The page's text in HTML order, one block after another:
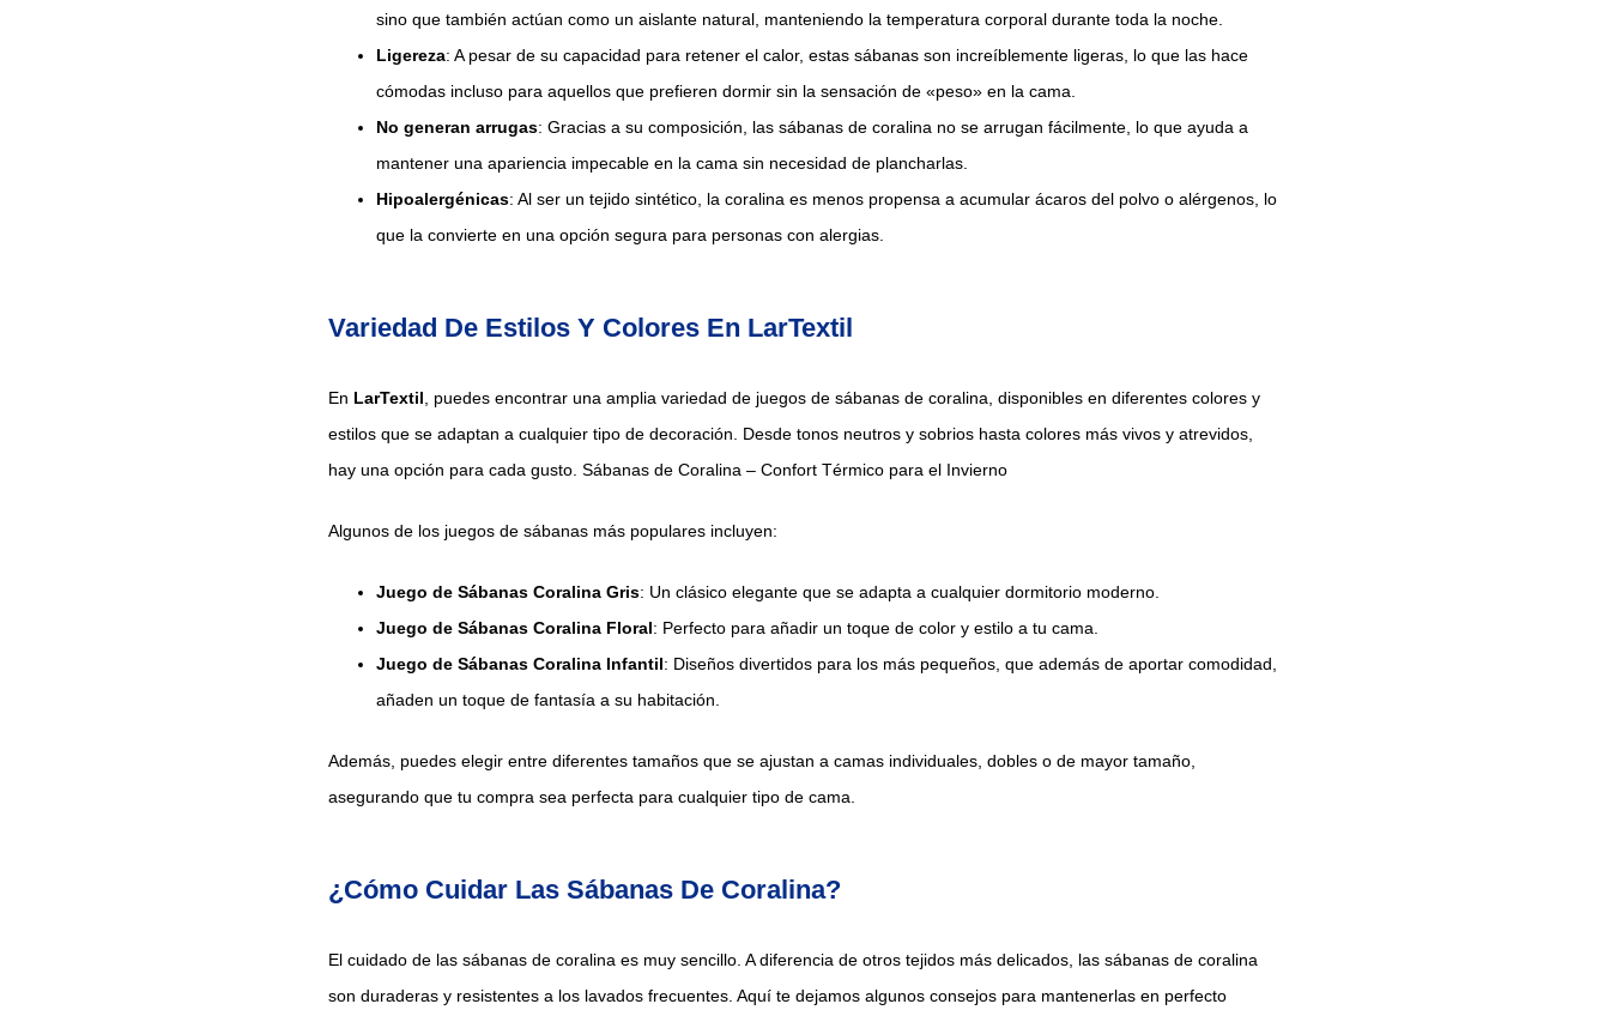
sino que también actúan como un aislante natural, manteniendo la temperatura corporal durante toda la noche.
Ligereza: A pesar de su capacidad para retener el calor, estas sábanas son increíblemente ligeras, lo que las hace
cómodas incluso para aquellos que prefieren dormir sin la sensación de «peso» en la cama.
No generan arrugas: Gracias a su composición, las sábanas de coralina no se arrugan fácilmente, lo que ayuda a
mantener una apariencia impecable en la cama sin necesidad de plancharlas.
Hipoalergénicas: Al ser un tejido sintético, la coralina es menos propensa a acumular ácaros del polvo o alérgenos, lo
que la convierte en una opción segura para personas con alergias.
Variedad De Estilos Y Colores En LarTextil
En LarTextil , puedes encontrar una amplia variedad de juegos de sábanas de coralina, disponibles en diferentes colores y
estilos que se adaptan a cualquier tipo de decoración. Desde tonos neutros y sobrios hasta colores más vivos y atrevidos,
hay una opción para cada gusto. Sábanas de Coralina – Confort Térmico para el Invierno
Algunos de los juegos de sábanas más populares incluyen:
Juego de Sábanas Coralina Gris: Un clásico elegante que se adapta a cualquier dormitorio moderno.
Juego de Sábanas Coralina Floral: Perfecto para añadir un toque de color y estilo a tu cama.
Juego de Sábanas Coralina Infantil: Diseños divertidos para los más pequeños, que además de aportar comodidad,
añaden un toque de fantasía a su habitación.
Además, puedes elegir entre diferentes tamaños que se ajustan a camas individuales, dobles o de mayor tamaño,
asegurando que tu compra sea perfecta para cualquier tipo de cama.
¿Cómo Cuidar Las Sábanas De Coralina?
El cuidado de las sábanas de coralina es muy sencillo. A diferencia de otros tejidos más delicados, las sábanas de coralina
son duraderas y resistentes a los lavados frecuentes. Aquí te dejamos algunos consejos para mantenerlas en perfecto